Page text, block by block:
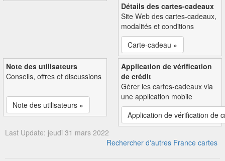
Détails des cartes-cadeaux
Site Web des cartes-cadeaux,
modalités et conditions
Carte-cadeau »
Note des utilisateurs
Conseils, offres et discussions
Note des utilisateurs »
Application de vérification
de crédit
Gérer les cartes-cadeaux via
une application mobile
Application de vérification de
Last Update: jeudi 31 mars 2022
Rechercher d'autres France cartes